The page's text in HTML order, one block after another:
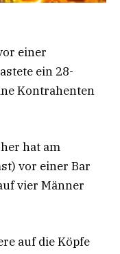
einer
ein 28-
Kontrahenten
hat am
vor einer Bar
vier Männer
auf die Köpfe